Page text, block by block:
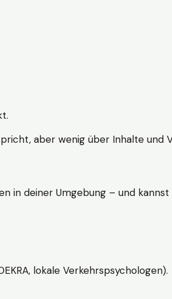
aber wenig über Inhalte
in deiner Umgebung – und
lokale Verkehrspsychologen).